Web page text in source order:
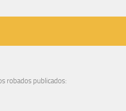
robados publicados: